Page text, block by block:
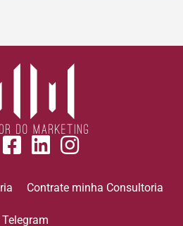
Contrate minha Consultoria
Telegram